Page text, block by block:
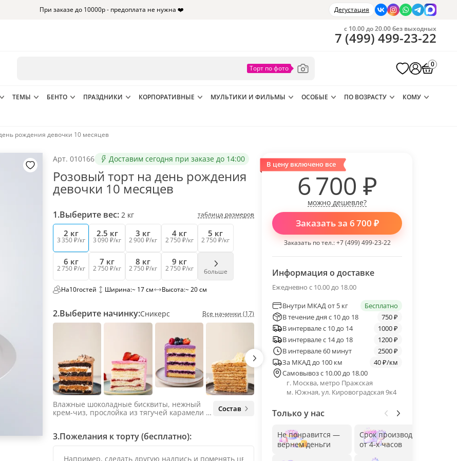
При заказе до 10000р - предоплата не нужна ❤️ Дегустация
с 10.00 до 20.00 без выходных
7 (499) 499-23-22
0
ТЕМЫ БЕНТО ПРАЗДНИКИ КОРПОРАТИВНЫЕ МУЛЬТИКИ И ФИЛЬМЫ ОСОБЫЕ ПО ВОЗРАСТУ
КОМУ
рождения девочки 10 месяцев
Арт. 010166 Доставим сегодня при заказе до 14:00
Розовый торт на день рождения
девочки 10 месяцев
1.Выберите вес: 2 кг таблица размеров
2 кг
3 350 ₽/кг
2.5 кг
3 090 ₽/кг
3 кг
2 900 ₽/кг
4 кг
2 750 ₽/кг
5 кг
2 750 ₽/кг
6 кг
2 750 ₽/кг
7 кг
2 750 ₽/кг
8 кг
2 750 ₽/кг
9 кг
2 750 ₽/кг больше
На10гостей Ширина:~ 17 см Высота:~ 20 см
2.Выберите начинку:Сникерс Все начинки (17)
Влажные шоколадные бисквиты, нежный
крем-чиз, прослойка из тягучей карамели и
карамели, не оставляя ни единого шанса
Состав
3.Пожелания к торту (бесплатно):
В цену включено все
6 700 ₽
можно дешевле?
Заказать за 6 700 ₽
Заказать по тел.:+7 (499) 499-23-22
Информация о доставке
Ежедневно с 10.00 до 18.00
Внутри МКАД от 5 кг
Бесплатно
В течение дня с 10 до 18
750 ₽
В интервале с 10 до 14
1000 ₽
В интервале с 14 до 18
1200 ₽
В интервале 60 минут
2500 ₽
За МКАД до 100 км
40 ₽/км
Самовывоз с 10.00 до 18.00
г. Москва, метро Пражская
м. Южная, ул. Кировоградская 9к4
Только у нас
Не понравится —
вернем деньги
Срок производства
от 4-х часов